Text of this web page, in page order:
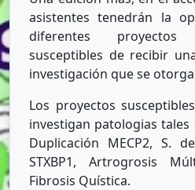
asistentes tenedrán la
diferentes
susceptibles de recibir
investigación que se
Los proyectos
investigan patologias
Duplicación MECP2, S.
STXBP1, Artrogrosis
Fibrosis Quística.